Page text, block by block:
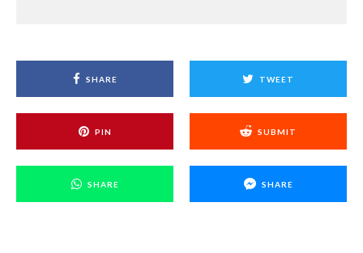
SHARE TWEET
PIN SUBMIT
SHARE SHARE